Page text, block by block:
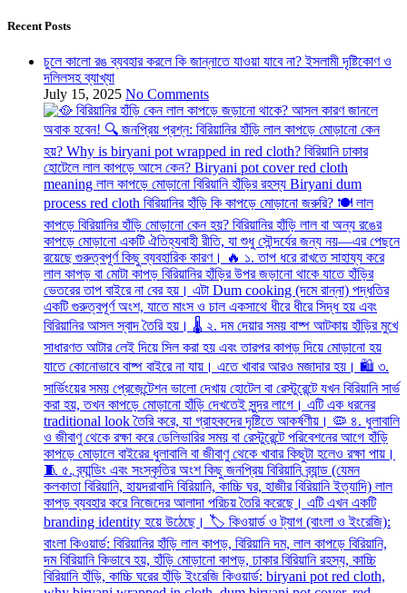
Recent Posts
চুলে কালো রঙ ব্যবহার করলে কি জান্নাতে যাওয়া যাবে না? ইসলামী দৃষ্টিকোণ ও
দলিলসহ ব্যাখ্যা
July 15, 2025 No Comments